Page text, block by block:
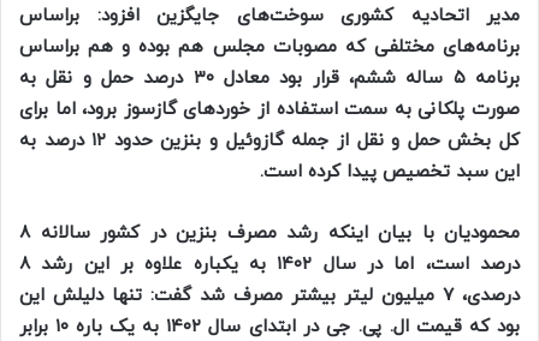
مدیر اتحادیه کشوری سوخت‌های جایگزین افزود: براساس
برنامه‌های مختلفی که مصوبات مجلس هم بوده و هم براساس
برنامه ۵ ساله ششم، قرار بود معادل ۳۰ درصد حمل و نقل به
صورت پلکانی به سمت استفاده از خورد‌های گازسوز برود، اما برای
کل بخش حمل و نقل از جمله گازوئیل و بنزین حدود ۱۲ درصد به
این سبد تخصیص پیدا کرده است.
محمودیان با بیان اینکه رشد مصرف بنزین در کشور سالانه ۸
درصد است، اما در سال ۱۴۰۲ به یکباره علاوه بر این رشد ۸
درصدی، ۷ میلیون لیتر بیشتر مصرف شد گفت: تنها دلیلش این
بود که قیمت ال. پی. جی در ابتدای سال ۱۴۰۲ به یک باره ۱۰ برابر